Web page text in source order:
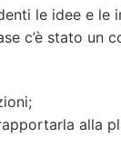
le idee e le
c’è stato un
alla